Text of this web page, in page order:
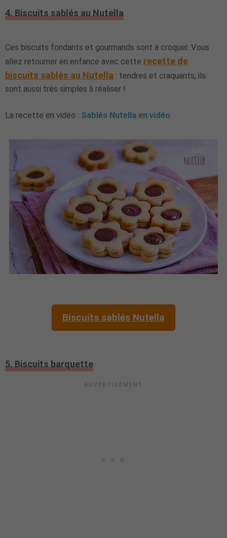
4. Biscuits sablés au Nutella
Ces biscuits fondants et gourmands sont à croquer. Vous
allez retourner en enfance avec cette recette de
biscuits sablés au Nutella : tendres et craquants, ils
sont aussi très simples à réaliser !
La recette en vidéo : Sablés Nutella en vidéo
Biscuits sablés Nutella
5. Biscuits barquette